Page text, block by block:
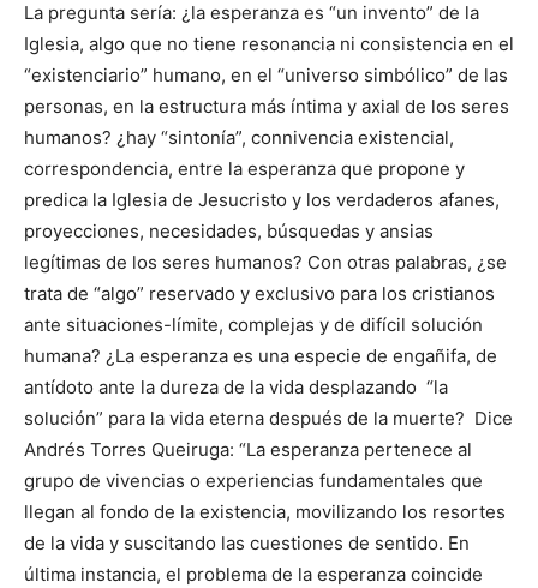
La pregunta sería: ¿la esperanza es “un invento” de la
Iglesia, algo que no tiene resonancia ni consistencia en el
“existenciario” humano, en el “universo simbólico” de las
personas, en la estructura más íntima y axial de los seres
humanos? ¿hay “sintonía”, connivencia existencial,
correspondencia, entre la esperanza que propone y
predica la Iglesia de Jesucristo y los verdaderos afanes,
proyecciones, necesidades, búsquedas y ansias
legítimas de los seres humanos? Con otras palabras, ¿se
trata de “algo” reservado y exclusivo para los cristianos
ante situaciones-límite, complejas y de difícil solución
humana? ¿La esperanza es una especie de engañifa, de
antídoto ante la dureza de la vida desplazando “la
solución” para la vida eterna después de la muerte? Dice
Andrés Torres Queiruga: “La esperanza pertenece al
grupo de vivencias o experiencias fundamentales que
llegan al fondo de la existencia, movilizando los resortes
de la vida y suscitando las cuestiones de sentido. En
última instancia, el problema de la esperanza coincide